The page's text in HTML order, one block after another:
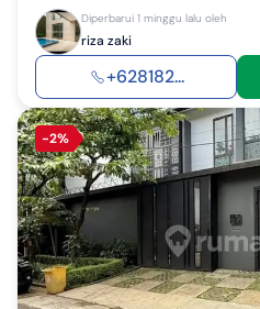
Diperbarui 1 minggu lalu oleh
riza zaki
+628182...
-2%